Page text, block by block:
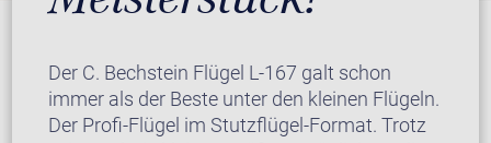
Der C. Bechstein Flügel L-167 galt schon
immer als der Beste unter den kleinen Flügeln.
Der Profi-Flügel im Stutzflügel-Format. Trotz